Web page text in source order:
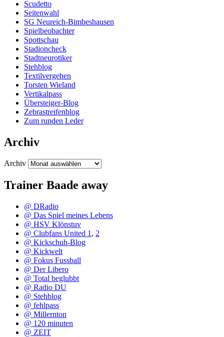
Scudetto
Seitenwahl
SG Neureich-Bimbeshausen
Spielbeobachter
Spottschau
Stadioncheck
Stadtneurotiker
Stehblog
Textilvergehen
Torsten Wieland
Vertikalpass
Übersteiger-Blog
Zebrastreifenblog
Zum runden Leder
Archiv
Archiv
Trainer Baade away
@ DRadio
@ Das Spiel meines Lebens
@ HSV Klönstuv
@ Clubfans United 1 , 2
@ Kickschuh-Blog
@ Kickwelt
@ Fokus Fussball
@ Der Libero
@ Total beglubbt
@ Radio DU
@ Stehblog
@ fehlpass
@ Millernton
@ 120 minuten
@ ZEIT